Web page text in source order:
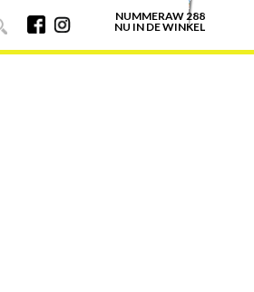
NUMMERAW 288
NU IN DE WINKEL